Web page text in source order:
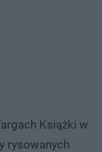
Książki w
rysowanych